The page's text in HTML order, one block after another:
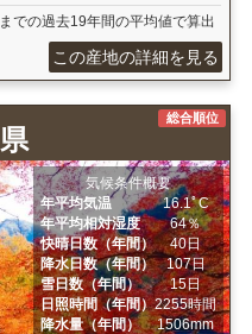
での過去19年間の平均値で算出
この産地の詳細を見る
総合順位
気候条件概要
年平均気温
16.1ﾟC
年平均相対湿度
64％
快晴日数（年間）
40日
降水日数（年間）
107日
雪日数（年間）
15日
日照時間（年間）2255時間
降水量（年間）
1506mm